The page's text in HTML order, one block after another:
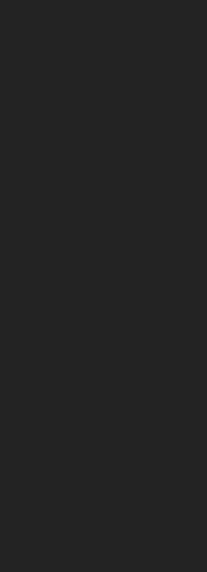
rezultate de durată și clienți